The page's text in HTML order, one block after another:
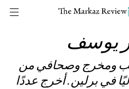
يوسف
ومخرج وصحافي من
في برلين. أخرج عددًا